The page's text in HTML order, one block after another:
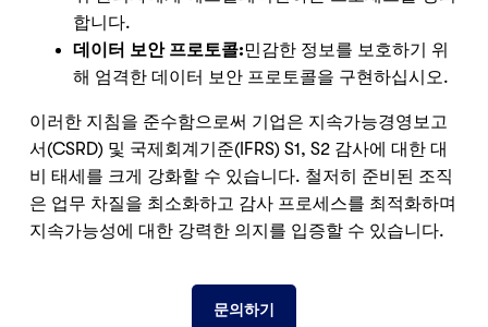
합니다.
데이터 보안 프로토콜:민감한 정보를 보호하기 위
해 엄격한 데이터 보안 프로토콜을 구현하십시오.
이러한 지침을 준수함으로써 기업은 지속가능경영보고
서(CSRD) 및 국제회계기준(IFRS) S1, S2 감사에 대한 대
비 태세를 크게 강화할 수 있습니다. 철저히 준비된 조직
은 업무 차질을 최소화하고 감사 프로세스를 최적화하며
지속가능성에 대한 강력한 의지를 입증할 수 있습니다.
문의하기